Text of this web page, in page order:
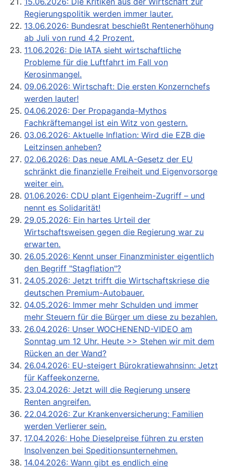
Regierungspolitik werden immer lauter.
13.06.2026: Bundesrat beschießt Rentenerhöhung
ab Juli von rund 4,2 Prozent.
11.06.2026: Die IATA sieht wirtschaftliche
Probleme für die Luftfahrt im Fall von
Kerosinmangel.
09.06.2026: Wirtschaft: Die ersten Konzernchefs
werden lauter!
04.06.2026: Der Propaganda-Mythos
Fachkräftemangel ist ein Witz von gestern.
03.06.2026: Aktuelle Inflation: Wird die EZB die
Leitzinsen anheben?
02.06.2026: Das neue AMLA-Gesetz der EU
schränkt die finanzielle Freiheit und Eigenvorsorge
weiter ein.
01.06.2026: CDU plant Eigenheim-Zugriff – und
nennt es Solidarität!
29.05.2026: Ein hartes Urteil der
Wirtschaftsweisen gegen die Regierung war zu
erwarten.
26.05.2026: Kennt unser Finanzminister eigentlich
den Begriff "Stagflation"?
24.05.2026: Jetzt trifft die Wirtschaftskriese die
deutschen Premium-Autobauer.
04.05.2026: Immer mehr Schulden und immer
mehr Steuern für die Bürger um diese zu bezahlen.
26.04.2026: Unser WOCHENEND-VIDEO am
Sonntag um 12 Uhr. Heute >> Stehen wir mit dem
Rücken an der Wand?
26.04.2026: EU-steigert Bürokratiewahnsinn: Jetzt
für Kaffeekonzerne.
23.04.2026: Jetzt will die Regierung unsere
Renten angreifen.
22.04.2026: Zur Krankenversicherung: Familien
werden Verlierer sein.
17.04.2026: Hohe Dieselpreise führen zu ersten
Insolvenzen bei Speditionsunternehmen.
14.04.2026: Wann gibt es endlich eine